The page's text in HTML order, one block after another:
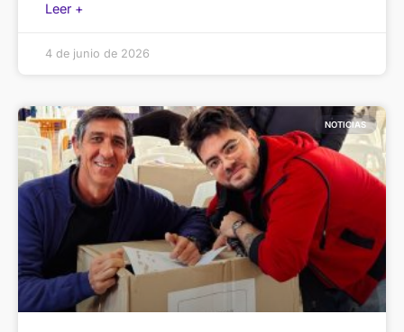
Leer +
4 de junio de 2026
NOTICIAS